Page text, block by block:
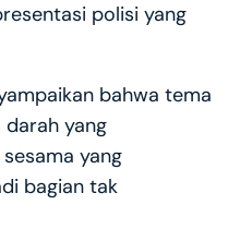
polisi yang
bahwa tema
darah yang
yang
bagian tak